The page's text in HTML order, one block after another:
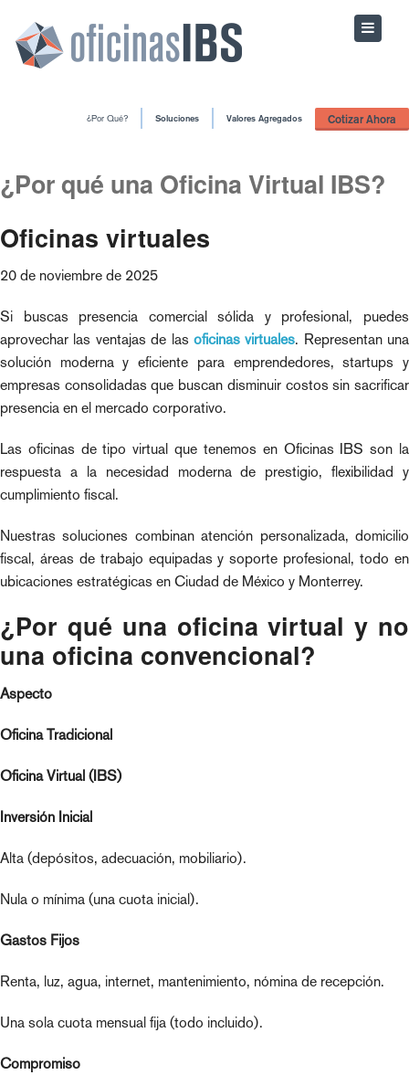
¿Por Qué? Soluciones Valores Agregados Cotizar Ahora
¿Por qué una Oficina Virtual IBS?
Oficinas virtuales
20 de noviembre de 2025
Si buscas presencia comercial sólida y profesional, puedes
aprovechar las ventajas de las oficinas virtuales. Representan una
solución moderna y eficiente para emprendedores, startups y
empresas consolidadas que buscan disminuir costos sin sacrificar
presencia en el mercado corporativo.
Las oficinas de tipo virtual que tenemos en Oficinas IBS son la
respuesta a la necesidad moderna de prestigio, flexibilidad y
cumplimiento fiscal.
Nuestras soluciones combinan atención personalizada, domicilio
fiscal, áreas de trabajo equipadas y soporte profesional, todo en
ubicaciones estratégicas en Ciudad de México y Monterrey.
¿Por qué una oficina virtual y no
una oficina convencional?
Aspecto
Oficina Tradicional
Oficina Virtual (IBS)
Inversión Inicial
Alta (depósitos, adecuación, mobiliario).
Nula o mínima (una cuota inicial).
Gastos Fijos
Renta, luz, agua, internet, mantenimiento, nómina de recepción.
Una sola cuota mensual fija (todo incluido).
Compromiso